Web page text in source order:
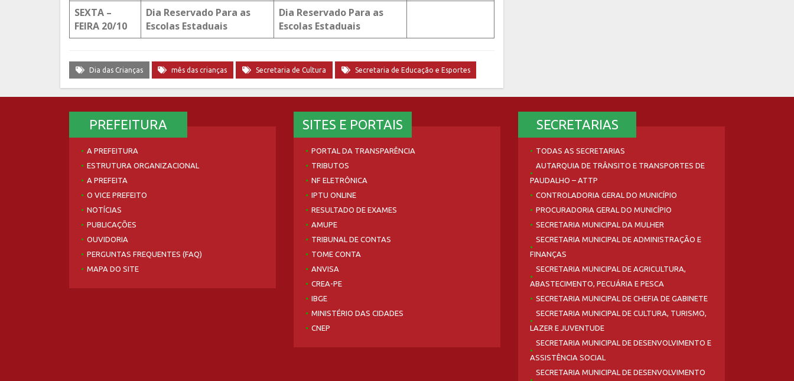
SEXTA –
FEIRA 20/10
Dia Reservado Para as
Escolas Estaduais
Dia Reservado Para as
Escolas Estaduais
Dia das Crianças mês das crianças Secretaria de Cultura Secretaria de Educação e Esportes
PREFEITURA
A PREFEITURA
ESTRUTURA ORGANIZACIONAL
A PREFEITA
O VICE PREFEITO
NOTÍCIAS
PUBLICAÇÕES
OUVIDORIA
PERGUNTAS FREQUENTES (FAQ)
MAPA DO SITE
SITES E PORTAIS
PORTAL DA TRANSPARÊNCIA
TRIBUTOS
NF ELETRÔNICA
IPTU ONLINE
RESULTADO DE EXAMES
AMUPE
TRIBUNAL DE CONTAS
TOME CONTA
ANVISA
CREA-PE
IBGE
MINISTÉRIO DAS CIDADES
CNEP
SECRETARIAS
TODAS AS SECRETARIAS
AUTARQUIA DE TRÂNSITO E TRANSPORTES DE
PAUDALHO – ATTP
CONTROLADORIA GERAL DO MUNICÍPIO
PROCURADORIA GERAL DO MUNICÍPIO
SECRETARIA MUNICIPAL DA MULHER
SECRETARIA MUNICIPAL DE ADMINISTRAÇÃO E
FINANÇAS
SECRETARIA MUNICIPAL DE AGRICULTURA,
ABASTECIMENTO, PECUÁRIA E PESCA
SECRETARIA MUNICIPAL DE CHEFIA DE GABINETE
SECRETARIA MUNICIPAL DE CULTURA, TURISMO,
LAZER E JUVENTUDE
SECRETARIA MUNICIPAL DE DESENVOLVIMENTO E
ASSISTÊNCIA SOCIAL
SECRETARIA MUNICIPAL DE DESENVOLVIMENTO